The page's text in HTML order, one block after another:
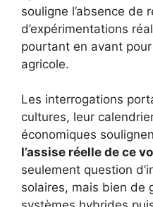
souligne l’absence de
d’expérimentations
pourtant en avant
agricole.
Les interrogations
cultures, leur
économiques
l’assise réelle de ce
seulement question
solaires, mais bien de